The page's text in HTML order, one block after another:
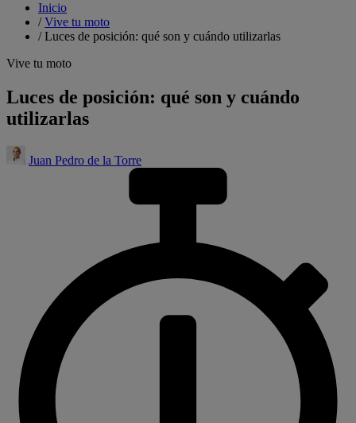
Inicio
/Vive tu moto
/Luces de posición: qué son y cuándo utilizarlas
Vive tu moto
Luces de posición: qué son y cuándo
utilizarlas
Juan Pedro de la Torre